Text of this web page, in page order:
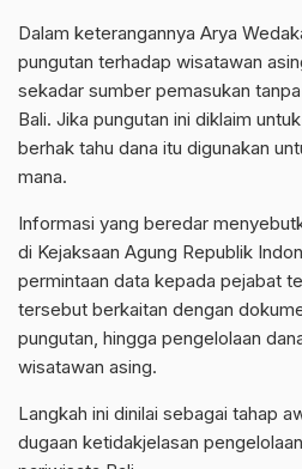
Dalam keterangannya Arya
pungutan terhadap wisatawan
sekadar sumber pemasukan
Bali. Jika pungutan ini diklaim
berhak tahu dana itu digunakan
mana.
Informasi yang beredar
di Kejaksaan Agung Republik
permintaan data kepada pejabat
tersebut berkaitan dengan
pungutan, hingga pengelolaan
wisatawan asing.
Langkah ini dinilai sebagai tahap
dugaan ketidakjelasan